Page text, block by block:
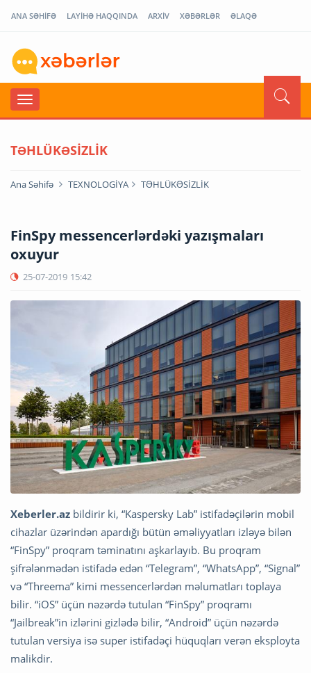
ANA SƏHİFƏ LAYİHƏ HAQQINDA ARXİV XƏBƏRLƏR ƏLAQƏ
TƏHLÜKƏSİZLİK
Ana Səhifə TEXNOLOGİYA TƏHLÜKƏSİZLİK
FinSpy messencerlərdəki yazışmaları
oxuyur
25-07-2019 15:42
Xeberler.az bildirir ki, “Kaspersky Lab” istifadəçilərin mobil
cihazlar üzərindən apardığı bütün əməliyyatları izləyə bilən
“FinSpy” proqram təminatını aşkarlayıb. Bu proqram
şifrələnmədən istifadə edən “Telegram”, “WhatsApp”, “Signal”
və “Threema” kimi messencerlərdən məlumatları toplaya
bilir. “iOS” üçün nəzərdə tutulan “FinSpy” proqramı
“Jailbreak”in izlərini gizlədə bilir, “Android” üçün nəzərdə
tutulan versiya isə super istifadəçi hüquqları verən eksployta
malikdir.